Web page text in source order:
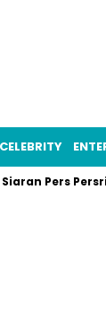
CELEBRITY
Pers